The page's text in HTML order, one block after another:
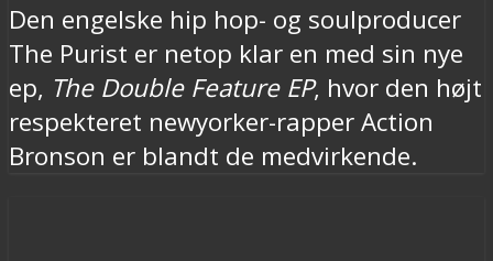
Den engelske hip hop- og soulproducer
The Purist er netop klar en med sin nye
ep, The Double Feature EP, hvor den højt
respekteret newyorker-rapper Action
Bronson er blandt de medvirkende.